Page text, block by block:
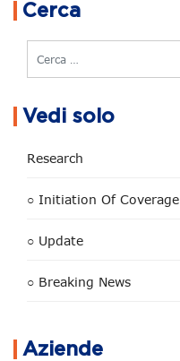
Cerca
Cerca
Vedi solo
Research
○ Initiation Of Coverage
○ Update
○ Breaking News
Aziende